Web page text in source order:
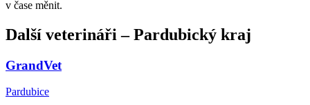
v čase měnit.
Další veterináři –Pardubický kraj
GrandVet
Pardubice